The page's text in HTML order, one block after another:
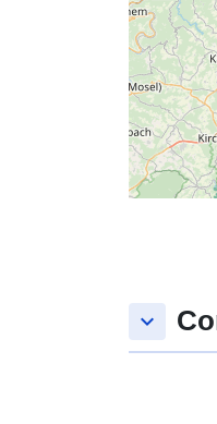
keyboard_arrow_down